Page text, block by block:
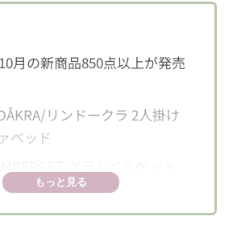
月の新商品850点以上が発売
リンドークラ 2人掛け
ベッド
式ベッド収納付き
スィルトルト 子ども用
もっと見る